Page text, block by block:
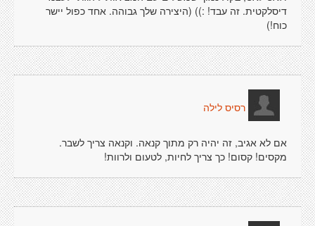
דיסלקטית. זה עבד! :)) (היצירה שלך גבוהה. אחד כפול יישר
כוח!)
רסיס לילה
אם לא אגיב, זה יהיה רק מתוך קנאה. וקנאה צריך לשבר.
מקסים! קסום! כך צריך לחיות, לטעום ולרוות!